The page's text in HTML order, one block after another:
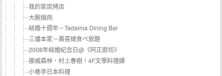
我的家炭烤店
大腕燒肉
結婚十週年－Tadaima Dining Bar
三燔本家－壽喜燒食ぺ放題
2008年結婚紀念日@《阿正廚坊》
挪威森林‧村上春樹∣4F文學料理課
小巷亭日本料理